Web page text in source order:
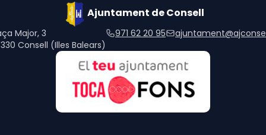
Ajuntament de Consell
Major, 3
Consell (Illes Balears)
971 62 20 95